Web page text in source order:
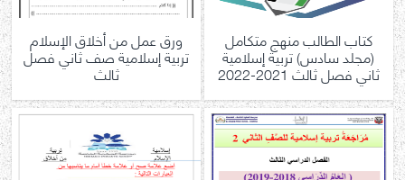
كتاب الطالب منهج متكامل
(مجلد سادس) تربية إسلامية
ثاني فصل ثالث 2021-2022
ورق عمل من أخلاق الإسلام
تربية إسلامية صف ثاني فصل
ثالث